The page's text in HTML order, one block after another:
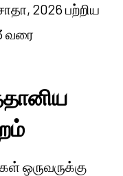
2026 பற்றிய
வரை
ஒருவருக்கு